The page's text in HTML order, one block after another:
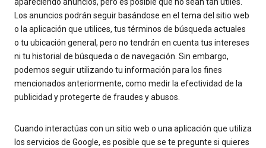
apareciendo anuncios, pero es posible que no sean tan útiles.
Los anuncios podrán seguir basándose en el tema del sitio web
o la aplicación que utilices, tus términos de búsqueda actuales
o tu ubicación general, pero no tendrán en cuenta tus intereses
ni tu historial de búsqueda o de navegación. Sin embargo,
podemos seguir utilizando tu información para los fines
mencionados anteriormente, como medir la efectividad de la
publicidad y protegerte de fraudes y abusos.
Cuando interactúas con un sitio web o una aplicación que utiliza
los servicios de Google, es posible que se te pregunte si quieres